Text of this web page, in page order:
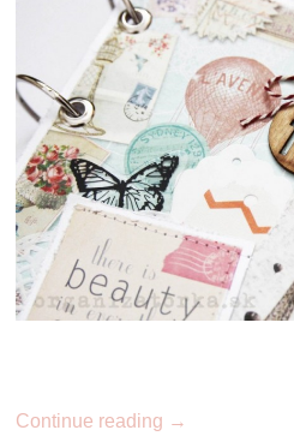
Continue reading →